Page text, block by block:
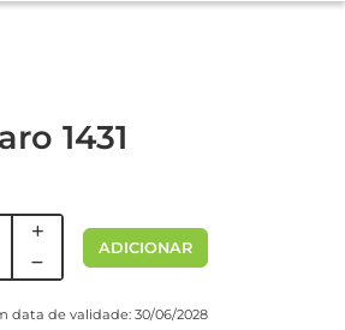
1431
ADICIONAR
data de validade: 30/06/2028